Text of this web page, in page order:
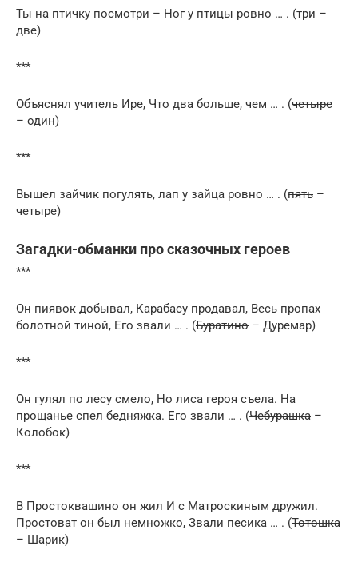
Ты на птичку посмотри – Ног у птицы ровно … . (три –
две)
***
Объяснял учитель Ире, Что два больше, чем … . (четыре
– один)
***
Вышел зайчик погулять, лап у зайца ровно … . (пять –
четыре)
Загадки-обманки про сказочных героев
***
Он пиявок добывал, Карабасу продавал, Весь пропах
болотной тиной, Его звали … . (Буратино – Дуремар)
***
Он гулял по лесу смело, Но лиса героя съела. На
прощанье спел бедняжка. Его звали … . (Чебурашка –
Колобок)
***
В Простоквашино он жил И с Матроскиным дружил.
Простоват он был немножко, Звали песика … . (Тотошка
– Шарик)